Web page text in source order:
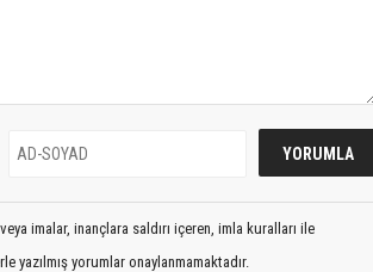
imalar, inançlara saldırı içeren, imla kuralları ile
yazılmış yorumlar onaylanmamaktadır.